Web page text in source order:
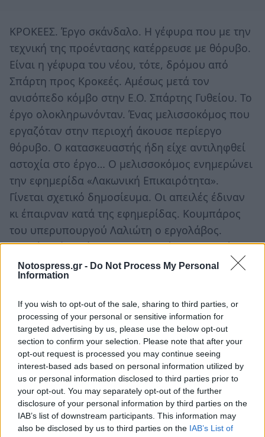
Notospress.gr - Do Not Process My Personal
Information
If you wish to opt-out of the sale, sharing to third parties, or
processing of your personal or sensitive information for
targeted advertising by us, please use the below opt-out
section to confirm your selection. Please note that after your
opt-out request is processed you may continue seeing
interest-based ads based on personal information utilized by
us or personal information disclosed to third parties prior to
your opt-out. You may separately opt-out of the further
disclosure of your personal information by third parties on the
IAB’s list of downstream participants. This information may
also be disclosed by us to third parties on the IAB’s List of
ΚΡΟΚΕΕΣ. Έργο σκάνδαλο. Η γέφυρα που με την
τεχνική της προέντασης κατέρρευσε με θόρυβο.
Είναι η γέφυρα του νέου, τότε, δρόμου από
Σπάρτη προς Κροκεές. Αμέσως μετά τον
ανισόπεδο κόμβο στην Ε.Ο. Σπάρτης Γυθείου. Το
έργο ολοκληρωνόνταν. Ένας μελισσοκόμος που
εργαζόταν στην περιοχή άκουσε περίεργο
θόρυβο. Ο κατασκευαστής ήδη είχε αντιληφθεί
αστοχία στο έργο… Ο μελισσοκόμος ενημερώνει
την εφημερίδα «Λακωνική Επικαιρότητα».
Γίνεται σχετικό δημοσίευμα. Οι απειλές έδιναν
κι έπαιρναν κατά της εφημερίδας. Κουμπάρος
του υπερυπουργού Λαλιώτη ο εργολάβος.
Τελικά το έργο έπεσε, η εφημερίδα παρουσίασε
ρεπορτάζ καρέ – καρέ με την πτώση. Από τότε,
μέχρι σήμερα, πέρασαν περίπου 20 χρόνια αλλά
δημόσια έργα… Από τότε μέχρι σήμερα
τουλάχιστον 5 έργα στη Λακωνία έχουν
αστοχήσει οικτρά.
ΝοtosFlashBack